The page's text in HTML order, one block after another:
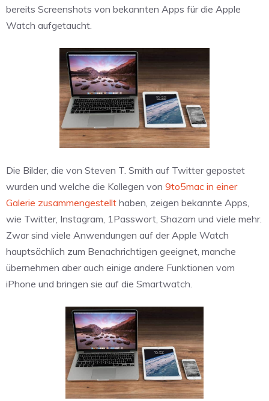
bereits Screenshots von bekannten Apps für die Apple
Watch aufgetaucht.
Die Bilder, die von Steven T. Smith auf Twitter gepostet
wurden und welche die Kollegen von 9to5mac in einer
Galerie zusammengestellt haben, zeigen bekannte Apps,
wie Twitter, Instagram, 1Passwort, Shazam und viele mehr.
Zwar sind viele Anwendungen auf der Apple Watch
hauptsächlich zum Benachrichtigen geeignet, manche
übernehmen aber auch einige andere Funktionen vom
iPhone und bringen sie auf die Smartwatch.